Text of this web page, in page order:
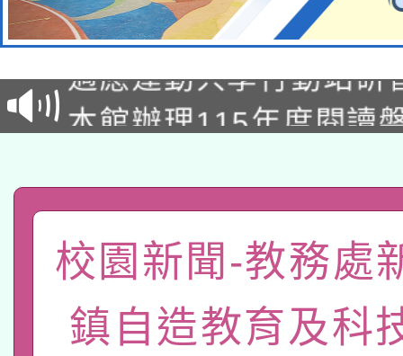
本校115學年度第2次
招)
本館辦理115年度閱讀
礎課程
A3數位素養講師名單
「數位內容與教學軟體
有關大陸委員會函釋公
薪期間赴陸應申請許可
轉知經濟部水利署委託
校園新聞-教務處
鎮自造教育及科